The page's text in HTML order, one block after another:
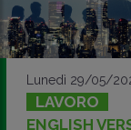
Lunedì 29/05/
LAVORO
ENGLISH